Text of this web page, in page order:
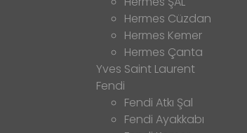
Hermes Cüzdan
Hermes Kemer
Hermes Çanta
Yves Saint Laurent
Fendi
Fendi Atkı Şal
Fendi Ayakkabı